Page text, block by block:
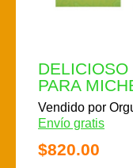
PARA
Vendido por
Envío gratis
$820.00